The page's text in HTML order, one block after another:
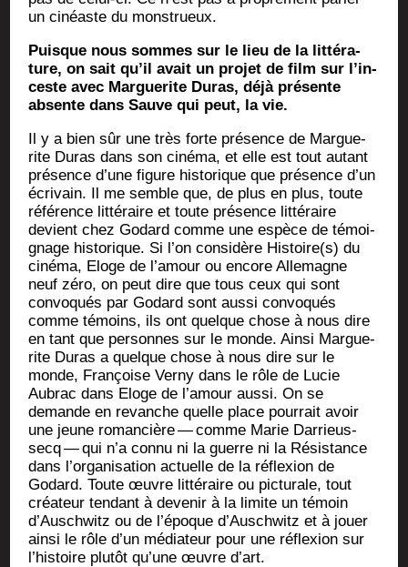
un cinéaste du monstrueux.
Puisque nous sommes sur le lieu de la lit­té­ra­
ture, on sait qu’il avait un pro­jet de film sur l’in­
ceste avec Mar­gue­rite Duras, déjà pré­sente
absente dans Sauve qui peut, la vie.
Il y a bien sûr une très forte pré­sence de Mar­gue­
rite Duras dans son ciné­ma, et elle est tout autant
pré­sence d’une figure his­to­rique que pré­sence d’un
écri­vain. Il me semble que, de plus en plus, toute
réfé­rence lit­té­raire et toute pré­sence lit­té­raire
devient chez Godard comme une espèce de témoi­
gnage his­to­rique. Si l’on consi­dère Histoire(s) du
ciné­ma, Eloge de l’a­mour ou encore Alle­magne
neuf zéro, on peut dire que tous ceux qui sont
convo­qués par Godard sont aus­si convo­qués
comme témoins, ils ont quelque chose à nous dire
en tant que per­sonnes sur le monde. Ain­si Mar­gue­
rite Duras a quelque chose à nous dire sur le
monde, Fran­çoise Ver­ny dans le rôle de Lucie
Aubrac dans Eloge de l’a­mour aus­si. On se
demande en revanche quelle place pour­rait avoir
une jeune roman­cière — comme Marie Dar­rieus­
secq — qui n’a connu ni la guerre ni la Résis­tance
dans l’or­ga­ni­sa­tion actuelle de la réflexion de
Godard. Toute œuvre lit­té­raire ou pic­tu­rale, tout
créa­teur ten­dant à deve­nir à la limite un témoin
d’Au­sch­witz ou de l’é­poque d’Au­sch­witz et à jouer
ain­si le rôle d’un média­teur pour une réflexion sur
l’his­toire plu­tôt qu’une œuvre d’art.